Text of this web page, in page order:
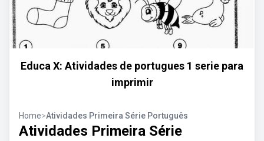
Educa X: Atividades de portugues 1 serie para
imprimir
Home>Atividades Primeira Série Português
Atividades Primeira Série